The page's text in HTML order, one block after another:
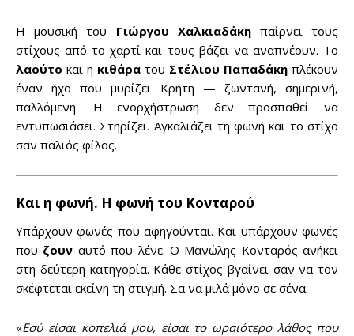
Η μουσική του Γιώργου Χαλκιαδάκηπαίρνει τους
στίχους από το χαρτί και τους βάζει να αναπνέουν. Το
λαούτο και η κιθάρα του Στέλιου Παπαδάκη πλέκουν
έναν ήχο που μυρίζει Κρήτη — ζωντανή, σημερινή,
παλλόμενη. Η ενορχήστρωση δεν προσπαθεί να
εντυπωσιάσει. Στηρίζει. Αγκαλιάζει τη φωνή και το στίχο
σαν παλιός φίλος.
Και η φωνή. Η φωνή του Κονταρού
Υπάρχουν φωνές που αφηγούνται. Και υπάρχουν φωνές
που ζουν αυτό που λένε. Ο Μανώλης Κονταρός ανήκει
στη δεύτερη κατηγορία. Κάθε στίχος βγαίνει σαν να τον
σκέφτεται εκείνη τη στιγμή. Σα να μιλά μόνο σε σένα.
«Εσύ είσαι κοπελιά μου, είσαι το ωραιότερο λάθος που